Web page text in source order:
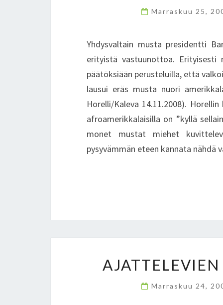
Marraskuu 25,
Yhdysvaltain musta presidentti
erityistä vastuunottoa. Erityisesti
päätöksiään perusteluilla, että
lausui eräs musta nuori
Horelli/Kaleva 14.11.2008).
afroamerikkalaisilla on ”kyllä
monet mustat miehet
pysyvämmän eteen kannata nähdä
Marraskuu 24,